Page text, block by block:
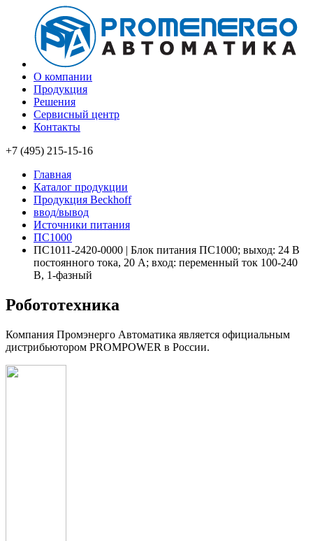
О компании
Продукция
Решения
Сервисный центр
Контакты
+7 (495) 215-15-16
Главная
Каталог продукции
Продукция Beckhoff
ввод/вывод
Источники питания
ПС1000
ПС1011-2420-0000 | Блок питания ПС1000; выход: 24 В
постоянного тока, 20 А; вход: переменный ток 100-240
В, 1-фазный
Робототехника
Компания Промэнерго Автоматика является официальным
дистрибьютором PROMPOWER в России.